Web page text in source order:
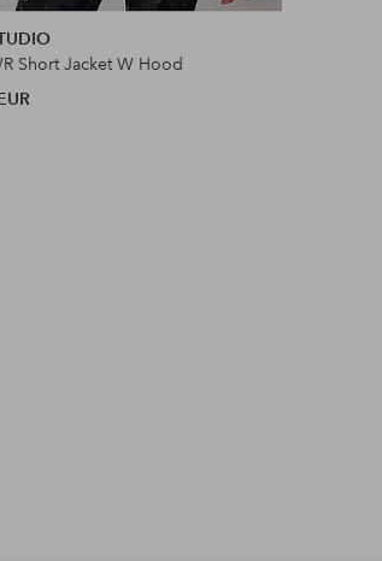
samankaltaisia
Short Jacket W Hood